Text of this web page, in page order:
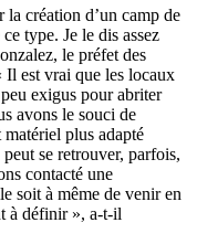
création d’un camp de
type. Je le dis assez
le préfet des
Il est vrai que les locaux
exigus pour abriter
avons le souci de
plus adapté
se retrouver, parfois,
contacté une
soit à même de venir en
à définir », a-t-il